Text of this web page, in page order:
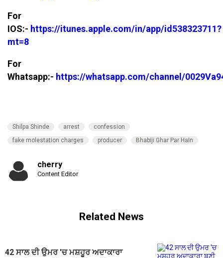
For
IOS:- https://itunes.apple.com/in/app/id538323711?
mt=8
For
Whatsapp:- https://whatsapp.com/channel/
Shilpa Shinde arrest
confession
fake molestation charges
producer Bhabiji Ghar Par Hain
cherry
Content Editor
Related News
42 ਸਾਲ ਦੀ ਉਮਰ 'ਚ ਮਸ਼ਹੂਰ ਅਦਾਕਾਰਾ